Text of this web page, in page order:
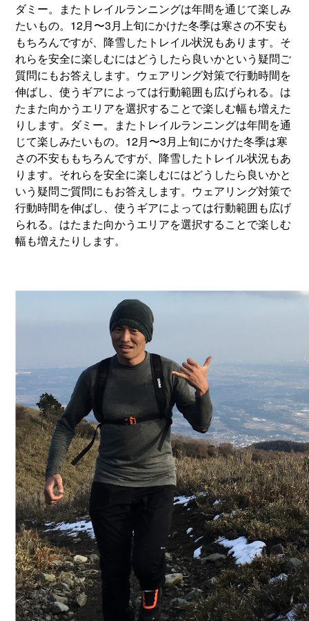
ダミー。またトレイルランニングは年間を通じて楽しみ
たいもの。12月〜3月上旬にかけた冬季は寒さの不安も
もちろんですが、降雪したトレイル状況もあります。そ
れらを安全に楽しむにはどうしたら良いかという疑問ご
質問にもお答えします。ウェアリング対策で行動時間を
伸ばし、使うギアによっては行動範囲も広げられる。は
たまた向かうエリアを選択することで楽しむ幅も増えた
りします。ダミー。またトレイルランニングは年間を通
じて楽しみたいもの。12月〜3月上旬にかけた冬季は寒
さの不安ももちろんですが、降雪したトレイル状況もあ
ります。それらを安全に楽しむにはどうしたら良いかと
いう疑問ご質問にもお答えします。ウェアリング対策で
行動時間を伸ばし、使うギアによっては行動範囲も広げ
られる。はたまた向かうエリアを選択することで楽しむ
幅も増えたりします。